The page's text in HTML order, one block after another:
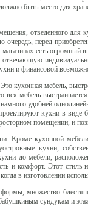
быть место для
отведенного для
перед
есть
и финансовой
кухонная мебель,
мебель
удобней
кухни в
помещении, и
Кроме кухонной
кухни,
до мебели,
и комфорт. Этот
в изготовлении
множество
сундукам и